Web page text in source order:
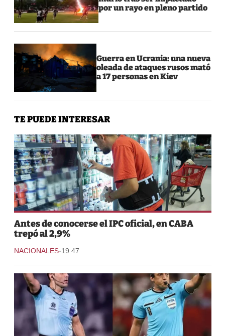
por un rayo en pleno partido
Guerra en Ucrania: una nueva
oleada de ataques rusos mató
a 17 personas en Kiev
TE PUEDE INTERESAR
Antes de conocerse el IPC oficial, en CABA
trepó al 2,9%
NACIONALES-19:47